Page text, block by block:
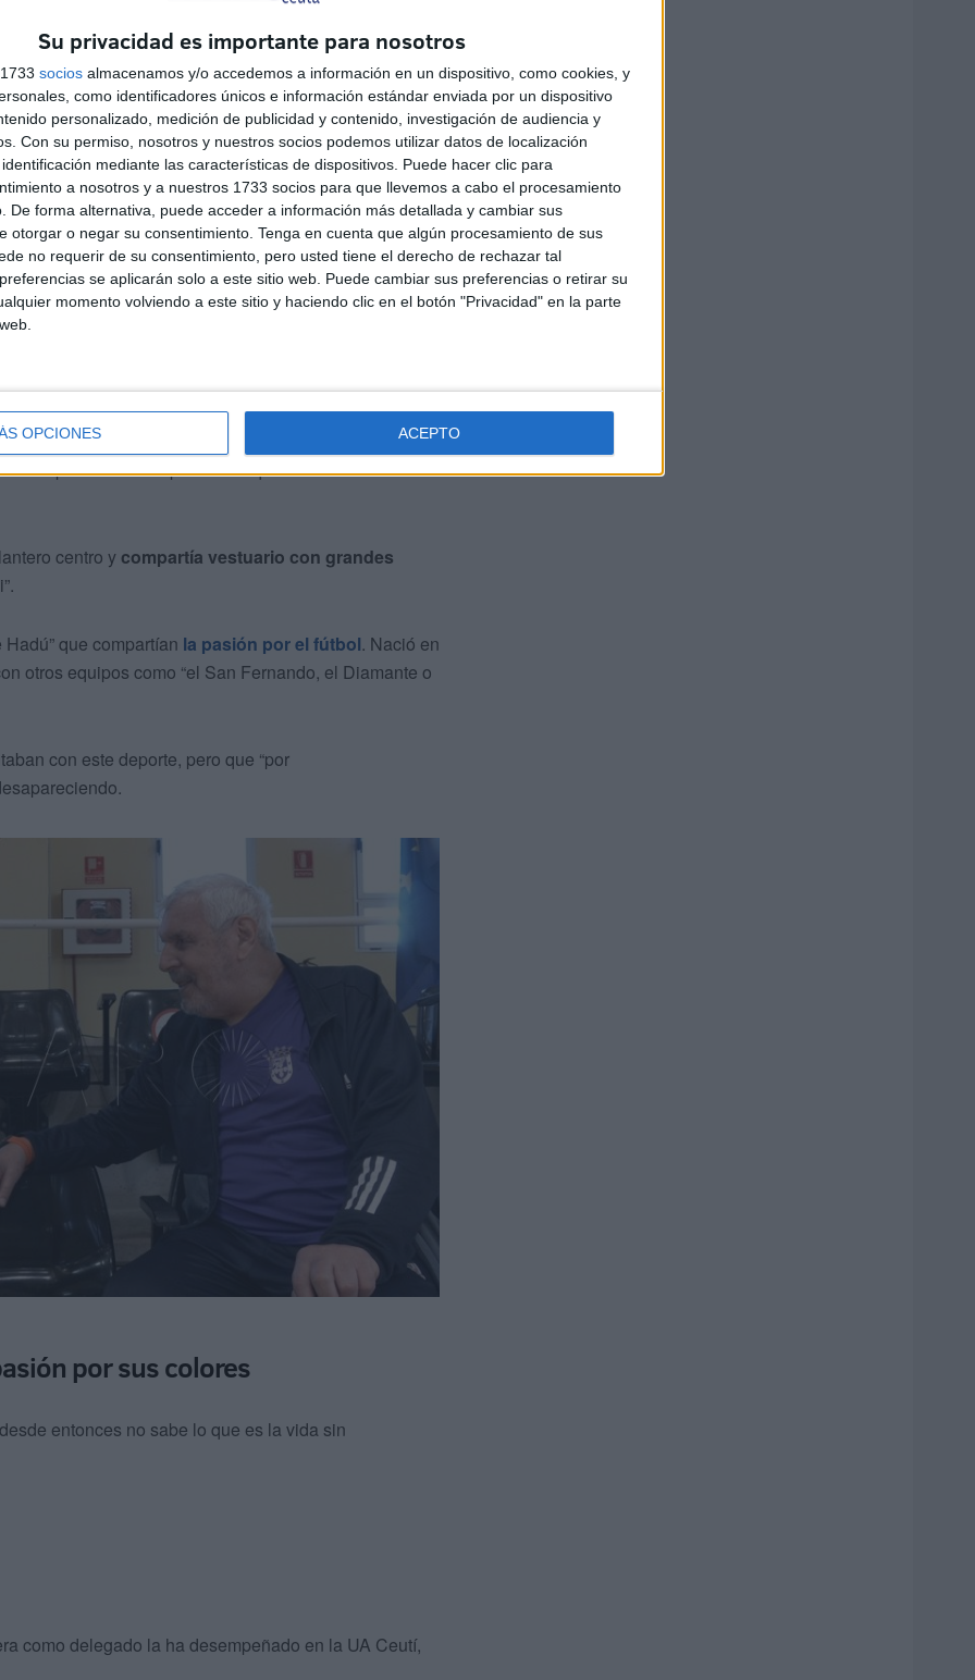
Su privacidad es importante para nosotros
socios almacenamos y/o accedemos a información en un dispositivo, como cookies, y
como identificadores únicos e información estándar enviada por un dispositivo
personalizado, medición de publicidad y contenido, investigación de audiencia y
Con su permiso, nosotros y nuestros socios podemos utilizar datos de localización
mediante las características de dispositivos. Puede hacer clic para
a nosotros y a nuestros 1733 socios para que llevemos a cabo el procesamiento
De forma alternativa, puede acceder a información más detallada y cambiar sus
otorgar o negar su consentimiento. Tenga en cuenta que algún procesamiento de sus
no requerir de su consentimiento, pero usted tiene el derecho de rechazar tal
se aplicarán solo a este sitio web. Puede cambiar sus preferencias o retirar su
momento volviendo a este sitio y haciendo clic en el botón "Privacidad" en la parte
OPCIONES ACEPTO
entrenadorescomo: “Chito, Quino, Taconi, Sergio
Felipe siempre me dicen que soy lo mejor que hay en
ha estado dentro de los terrenos de juego
. Sus
época marcada por “un 54 que era casi todo de
centro y compartía vestuario con grandes
que compartían la pasión por el fútbol. Nació en
otros equipos como “el San Fernando, el Diamante o
con este deporte, pero que “por
por sus colores
entonces no sabe lo que es la vida sin
como delegado la ha desempeñado en la UA Ceutí,